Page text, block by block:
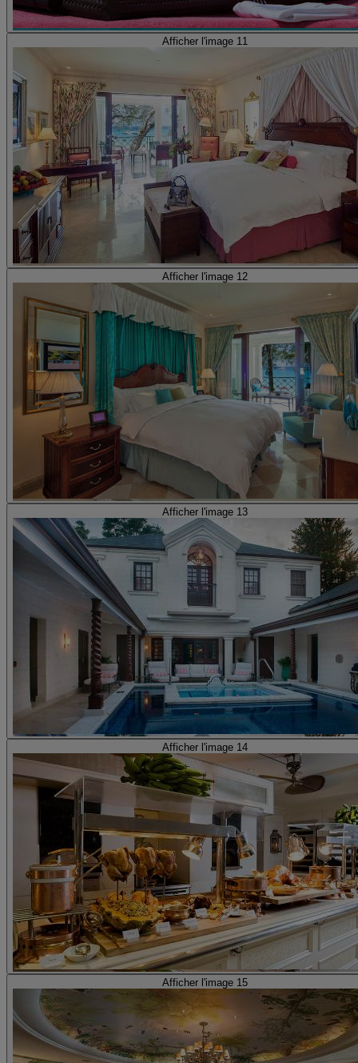
Afficher l'image 11
Afficher l'image 12
Afficher l'image 13
Afficher l'image 14
Afficher l'image 15